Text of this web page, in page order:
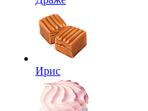
Ирис